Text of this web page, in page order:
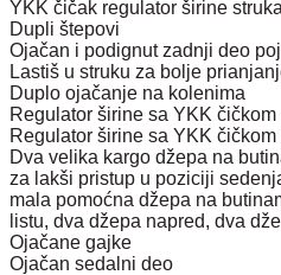
YKK čičak regulator širine struka
Dupli štepovi
Ojačan i podignut zadnji deo
Lastiš u struku za bolje
Duplo ojačanje na kolenima
Regulator širine sa YKK
Regulator širine sa YKK
Dva velika kargo džepa na
za lakši pristup u poziciji
mala pomoćna džepa na
listu, dva džepa napred, dva
Ojačane gajke
Ojačan sedalni deo